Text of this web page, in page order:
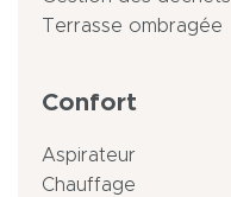
Terrasse ombragée
Confort
Aspirateur
Chauffage